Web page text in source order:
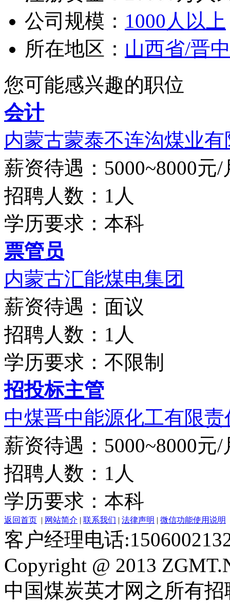
公司规模： 1000人以上
所在地区： 山西省/晋
您可能感兴趣的职位
会计
内蒙古蒙泰不连沟煤业
薪资待遇：5000~8000元/
招聘人数：1人
学历要求：本科
票管员
内蒙古汇能煤电集团
薪资待遇：面议
招聘人数：1人
学历要求：不限制
招投标主管
中煤晋中能源化工有限责
薪资待遇：5000~8000元/
招聘人数：1人
学历要求：本科
返回首页 | 网站简介 | 联系我们 | 法律声明 | 微信功能使用说明
客户经理电话
Copyright @ 2013
中国煤炭英才网之所有